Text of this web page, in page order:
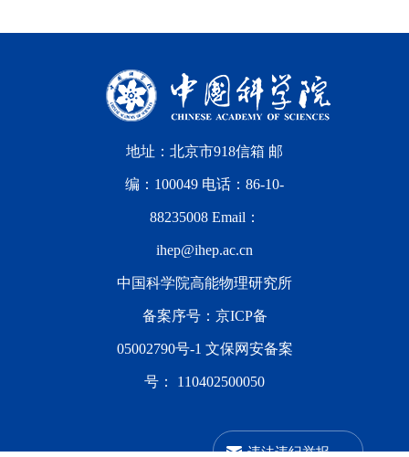
地址：北京市918信箱 邮
编：100049 电话：86-10-
88235008 Email：
ihep@ihep.ac.cn
中国科学院高能物理研究所
备案序号： 京ICP备
05002790号-1 文保网安备案
号： 110402500050
违法违纪举报